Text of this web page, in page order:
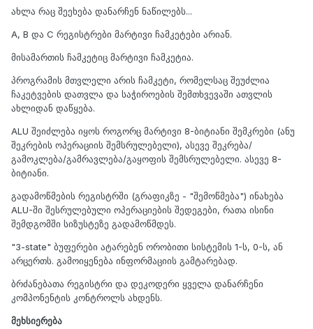
ახლა რაც შეეხება დანარჩენ ნაწილებს...
A, B და C რეგისტრები მარტივი ჩამკეტები არიან.
მისამართის ჩამკეტიც მარტივი ჩამკეტია.
პროგრამის მთვლელი არის ჩამკეტი, რომელსაც შეუძლია
ჩაკეტვების დათვლა და საჭიროების შემთხვევაში ათვლის
ახლიდან დაწყება.
ALU შეიძლება იყოს როგორც მარტივი 8-ბიტიანი შემკრები (ანუ
შეკრების ოპერაციის შემსრულებელი), ასევე შეკრება/
გამოკლება/გამრავლება/გაყოფის შემსრულებელი. ასევე 8-
ბიტიანი.
გადამოწმების რეგისტრში (გრაფიკზე - "შემოწმება") ინახება
ALU-ში შესრულებული ოპერაციების შედეგები, რათა ისინი
შემდგომში სიზუსტეზე გადამოწმდეს.
"3-state" ბუფერები ატარებენ ორობითი სისტემის 1-ს, 0-ს, ან
არცერთს. გამოიყენება ინფორმაციის გამტარებად.
ბრძანებათა რეგისტრი და დეკოდერი ყველა დანარჩენი
კომპონენტის კონტროლს ახდენს.
მეხსიერება